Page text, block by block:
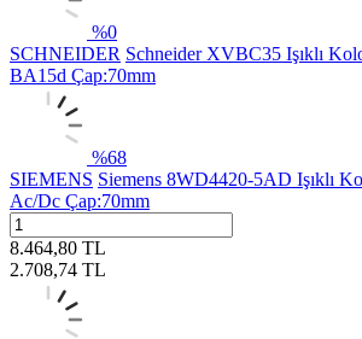
%0
SCHNEIDER Schneider XVBC35 Işıklı
BA15d Çap:70mm
%68
SIEMENS Siemens 8WD4420-5AD Işıklı
Ac/Dc Çap:70mm
8.464,80 TL
2.708,74 TL